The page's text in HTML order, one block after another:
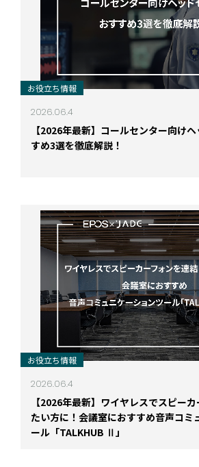
お役立ち情報
2026.06.4
【2026年最新】コールセンター向け
すめ3選を徹底解説！
お役立ち情報
2026.06.4
【2026年最新】ワイヤレスでスピー
たい方に！会議室におすすめ音声コミ
ール「TALKHUB Ⅱ」